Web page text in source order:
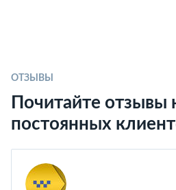
ОТЗЫВЫ
Почитайте отзывы
постоянных